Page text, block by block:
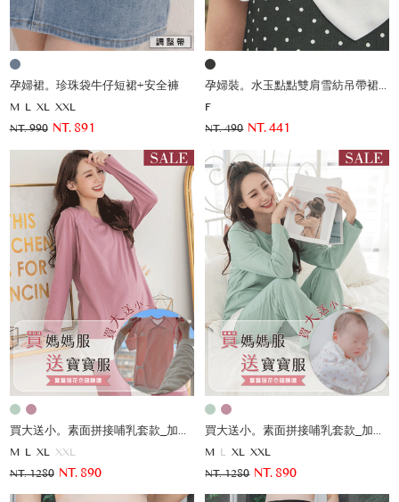
孕婦裙。珍珠袋牛仔短裙+安全褲
M L XL XXL
NT. 990 NT. 891
孕婦裝。水玉點點雙肩雪紡吊帶裙(薄)
F
NT. 490 NT. 441
買大送小。素面拼接哺乳套款_加贈寶寶服
M L XL XXL
NT. 1280 NT. 890
買大送小。素面拼接哺乳套款_加贈寶寶服
M L XL XXL
NT. 1280 NT. 890